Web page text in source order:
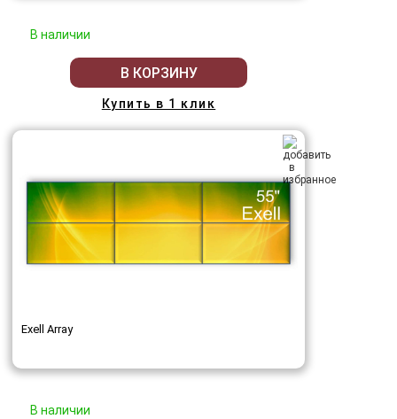
В наличии
В КОРЗИНУ
Купить в 1 клик
Exell Array
В наличии